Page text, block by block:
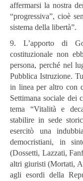
affermarsi la nostra
“progressiva”, cioè
sistema della libertà”.
9. L’apporto di
costituzionale non
persona, perché nel
Pubblica Istruzione.
in linea per altro con
Settimana sociale dei
tema “Vitalità e
stabilire in sede
esercitò una
democristiani, in
(Dossetti, Lazzati,
altri giuristi (Mortati,
agli esordi della